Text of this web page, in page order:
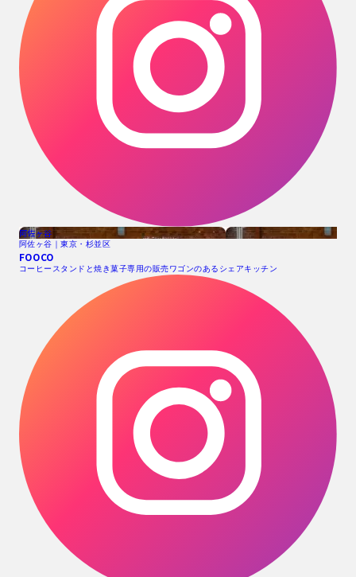
阿佐ヶ谷
阿佐ヶ谷｜東京・杉並区
FOOCO
コーヒースタンドと焼き菓子専用の販売ワゴンのあるシェアキッチン